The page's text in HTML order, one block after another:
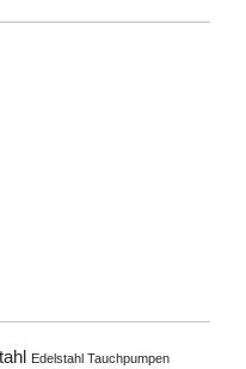
Edelstahl Tauchpumpen